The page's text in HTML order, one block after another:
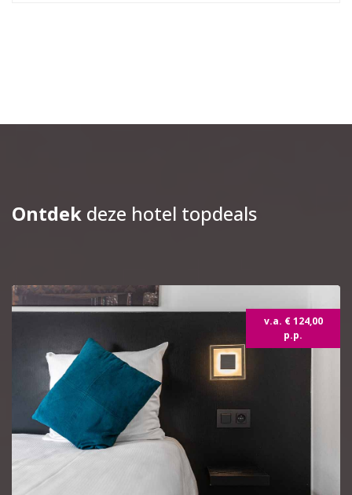
Ontdek deze hotel topdeals
v.a. € 124,00
p.p.
Topdeal